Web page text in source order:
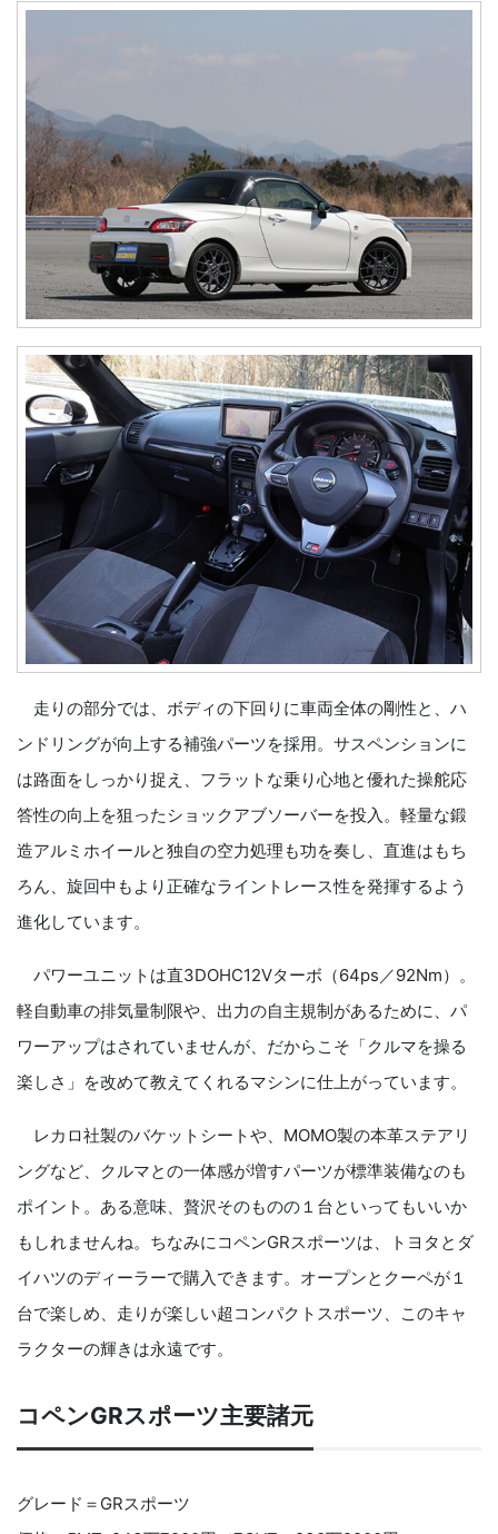
走りの部分では、ボディの下回りに車両全体の剛性と、ハ
ンドリングが向上する補強パーツを採用。サスペンションに
は路面をしっかり捉え、フラットな乗り心地と優れた操舵応
答性の向上を狙ったショックアブソーバーを投入。軽量な鍛
造アルミホイールと独自の空力処理も功を奏し、直進はもち
ろん、旋回中もより正確なライントレース性を発揮するよう
進化しています。
パワーユニットは直3DOHC12Vターボ（64ps／92Nm）。
軽自動車の排気量制限や、出力の自主規制があるために、パ
ワーアップはされていませんが、だからこそ「クルマを操る
楽しさ」を改めて教えてくれるマシンに仕上がっています。
レカロ社製のバケットシートや、MOMO製の本革ステアリ
ングなど、クルマとの一体感が増すパーツが標準装備なのも
ポイント。ある意味、贅沢そのものの１台といってもいいか
もしれませんね。ちなみにコペンGRスポーツは、トヨタとダ
イハツのディーラーで購入できます。オープンとクーペが１
台で楽しめ、走りが楽しい超コンパクトスポーツ、このキャ
ラクターの輝きは永遠です。
コペンGRスポーツ主要諸元
グレード＝GRスポーツ